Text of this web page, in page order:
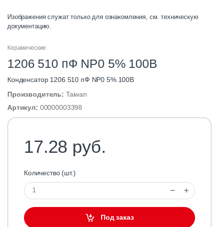
Изображения служат только для ознакомления, см. техническую
документацию.
Керамические
1206 510 пФ NP0 5% 100В
Конденсатор 1206 510 пФ NP0 5% 100В
Производитель: Taiwan
Артикул: 00000003398
17.28 руб.
Количество (шт.)
Под заказ